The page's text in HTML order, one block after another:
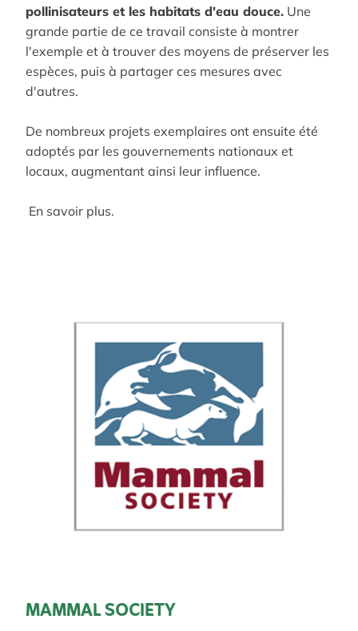
pollinisateurs et les habitats d'eau douce. Une
grande partie de ce travail consiste à montrer
l'exemple et à trouver des moyens de préserver les
espèces, puis à partager ces mesures avec
d'autres.
De nombreux projets exemplaires ont ensuite été
adoptés par les gouvernements nationaux et
locaux, augmentant ainsi leur influence.
En savoir plus.
MAMMAL SOCIETY